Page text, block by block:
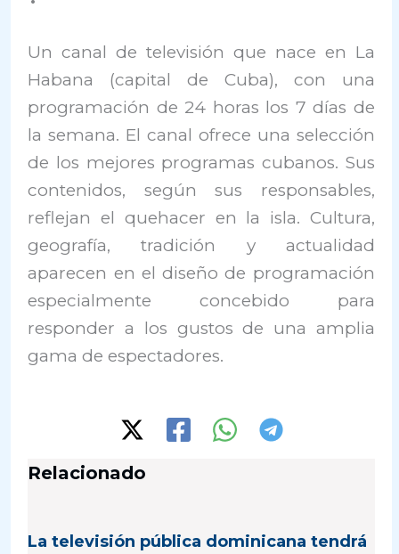
Un canal de televisión que nace en La
Habana (capital de Cuba), con una
programación de 24 horas los 7 días de
la semana. El canal ofrece una selección
de los mejores programas cubanos. Sus
contenidos, según sus responsables,
reflejan el quehacer en la isla. Cultura,
geografía, tradición y actualidad
aparecen en el diseño de programación
especialmente concebido para
responder a los gustos de una amplia
gama de espectadores.
Relacionado
La televisión pública dominicana tendrá